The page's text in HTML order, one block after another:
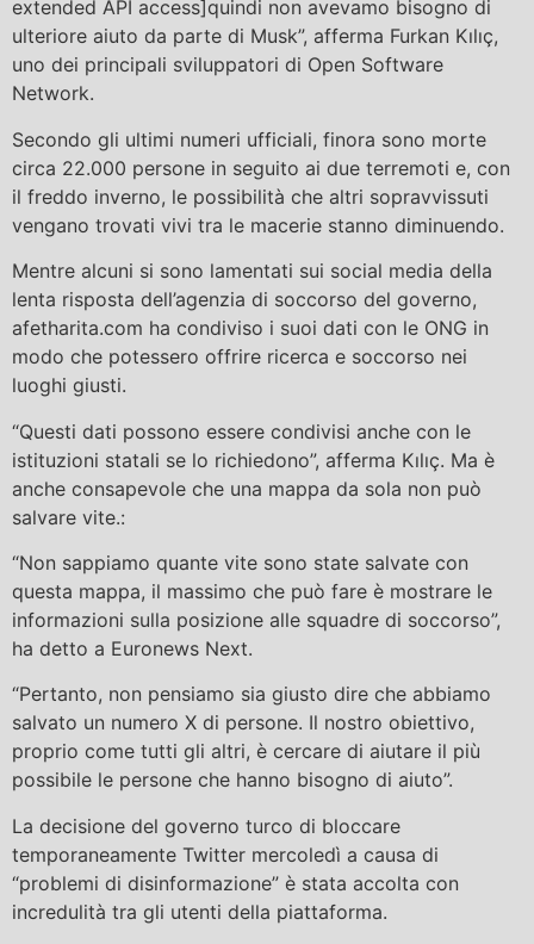
extended API access]quindi non avevamo bisogno di
ulteriore aiuto da parte di Musk”, afferma Furkan Kılıç,
uno dei principali sviluppatori di Open Software
Network.
Secondo gli ultimi numeri ufficiali, finora sono morte
circa 22.000 persone in seguito ai due terremoti e, con
il freddo inverno, le possibilità che altri sopravvissuti
vengano trovati vivi tra le macerie stanno diminuendo.
Mentre alcuni si sono lamentati sui social media della
lenta risposta dell’agenzia di soccorso del governo,
afetharita.com ha condiviso i suoi dati con le ONG in
modo che potessero offrire ricerca e soccorso nei
luoghi giusti.
“Questi dati possono essere condivisi anche con le
istituzioni statali se lo richiedono”, afferma Kılıç. Ma è
anche consapevole che una mappa da sola non può
salvare vite.:
“Non sappiamo quante vite sono state salvate con
questa mappa, il massimo che può fare è mostrare le
informazioni sulla posizione alle squadre di soccorso”,
ha detto a Euronews Next.
“Pertanto, non pensiamo sia giusto dire che abbiamo
salvato un numero X di persone. Il nostro obiettivo,
proprio come tutti gli altri, è cercare di aiutare il più
possibile le persone che hanno bisogno di aiuto”.
La decisione del governo turco di bloccare
temporaneamente Twitter mercoledì a causa di
“problemi di disinformazione” è stata accolta con
incredulità tra gli utenti della piattaforma.